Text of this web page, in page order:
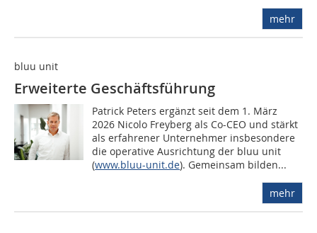
mehr
bluu unit
Erweiterte Geschäftsführung
Patrick Peters ergänzt seit dem 1. März
2026 Nicolo Freyberg als Co-CEO und stärkt
als erfahrener Unternehmer insbesondere
die operative Ausrichtung der bluu unit
(www.bluu-unit.de). Gemeinsam bilden...
mehr